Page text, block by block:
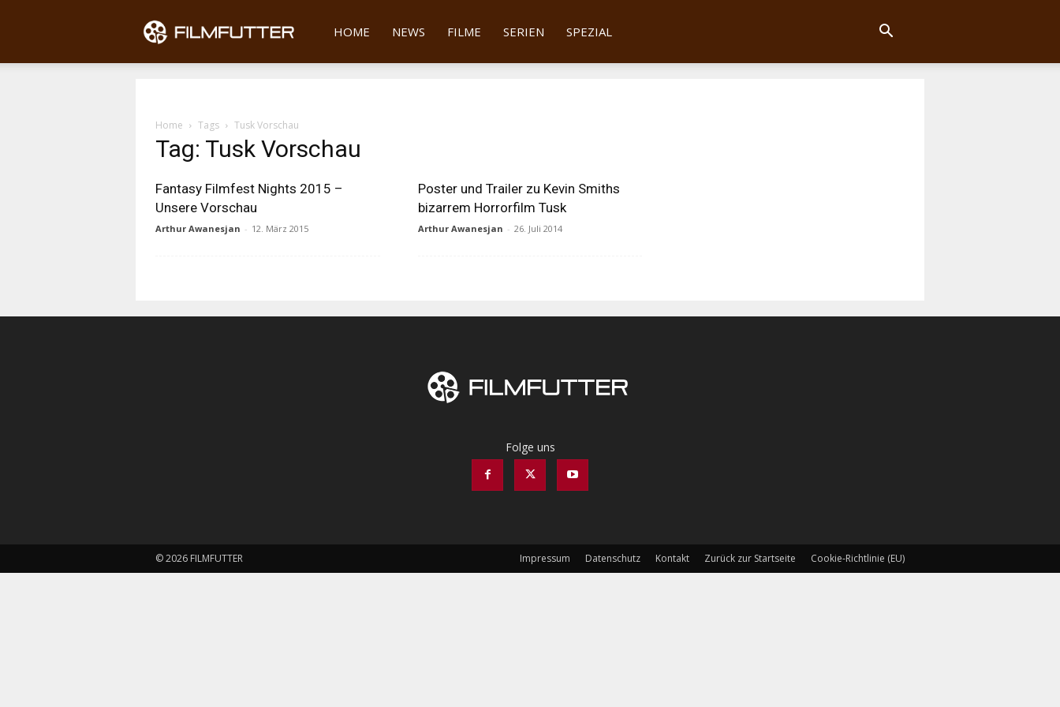
Filmfutter
HOME NEWS FILME SERIEN SPEZIAL
Home Tags Tusk Vorschau
Tag: Tusk Vorschau
Fantasy Filmfest Nights 2015 –
Unsere Vorschau
Arthur Awanesjan - 12. März 2015
Poster und Trailer zu Kevin Smiths
bizarrem Horrorfilm Tusk
Arthur Awanesjan - 26. Juli 2014
Folge uns
Impressum Datenschutz Kontakt Zurück zur Startseite Cookie-Richtlinie (EU)
© 2026 FILMFUTTER